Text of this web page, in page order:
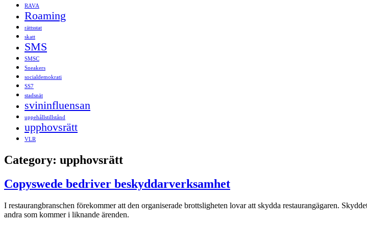
RAVA
Roaming
rättsstat
skatt
SMS
SMSC
Sneakers
socialdemokrati
SS7
stadsnät
svininfluensan
uppehållstillstånd
upphovsrätt
VLR
Category: upphovsrätt
Copyswede bedriver beskyddarverksamhet
I restaurangbranschen förekommer att den organiserade brottsligheten lovar att skydda restaurangägaren.
andra som kommer i liknande ärenden.